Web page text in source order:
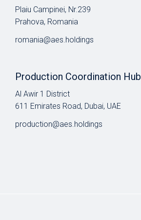
Plaiu Campinei, Nr.239
Prahova, Romania
romania@aes.holdings
Production Coordination Hub
Al Awir 1 District​
611 Emirates Road, Dubai, UAE
production@aes.holdings